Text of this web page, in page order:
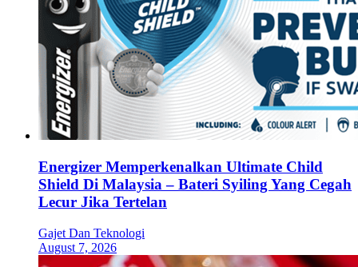
Energizer Memperkenalkan Ultimate Child
Shield Di Malaysia – Bateri Syiling Yang Cegah
Lecur Jika Tertelan
Gajet Dan Teknologi
August 7, 2026